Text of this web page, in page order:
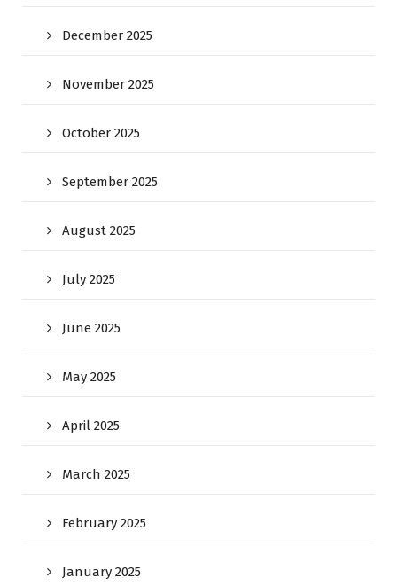
December 2025
November 2025
October 2025
September 2025
August 2025
July 2025
June 2025
May 2025
April 2025
March 2025
February 2025
January 2025